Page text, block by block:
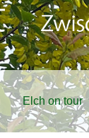
Elch on tour